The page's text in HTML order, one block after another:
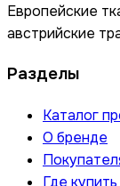
Европейские
австрийские
Разделы
Каталог
О бренде
Где купить